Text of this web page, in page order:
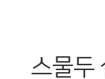
스물두